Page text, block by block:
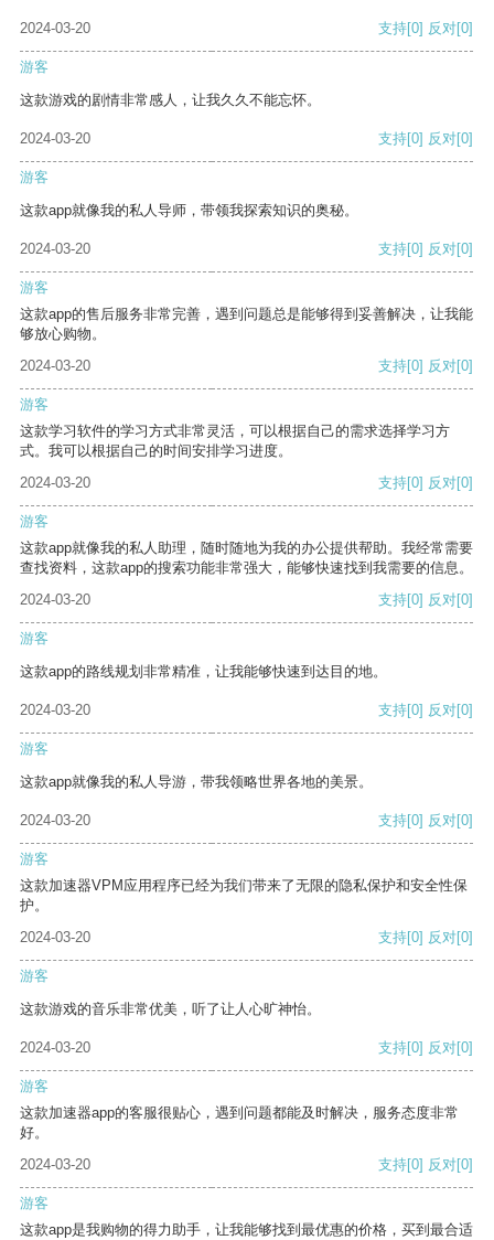
2024-03-20 支持[0] 反对[0]
游客
这款游戏的剧情非常感人，让我久久不能忘怀。
2024-03-20 支持[0] 反对[0]
游客
这款app就像我的私人导师，带领我探索知识的奥秘。
2024-03-20 支持[0] 反对[0]
游客
这款app的售后服务非常完善，遇到问题总是能够得到妥善解决，让我能
够放心购物。
2024-03-20
支持[0] 反对[0]
游客
这款学习软件的学习方式非常灵活，可以根据自己的需求选择学习方
式。我可以根据自己的时间安排学习进度。
2024-03-20
支持[0] 反对[0]
游客
这款app就像我的私人助理，随时随地为我的办公提供帮助。我经常需要
查找资料，这款app的搜索功能非常强大，能够快速找到我需要的信息。
2024-03-20
支持[0] 反对[0]
游客
这款app的路线规划非常精准，让我能够快速到达目的地。
2024-03-20 支持[0] 反对[0]
游客
这款app就像我的私人导游，带我领略世界各地的美景。
2024-03-20 支持[0] 反对[0]
游客
这款加速器VPM应用程序已经为我们带来了无限的隐私保护和安全性保
护。
2024-03-20
支持[0] 反对[0]
游客
这款游戏的音乐非常优美，听了让人心旷神怡。
2024-03-20 支持[0] 反对[0]
游客
这款加速器app的客服很贴心，遇到问题都能及时解决，服务态度非常
好。
2024-03-20
支持[0] 反对[0]
游客
这款app是我购物的得力助手，让我能够找到最优惠的价格，买到最合适